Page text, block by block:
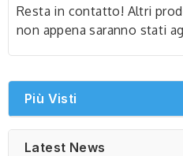
Resta in contatto! Altri
non appena saranno stati
Più Visti
Latest News